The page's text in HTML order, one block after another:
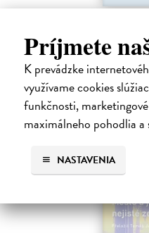
Príjmete
K prevádzke
využívame cookies
funkčnosti,
maximálneho pohodlia a
NASTAVENIA
Mercier Pascal
| Kniha
Pascal Mercier bol vždy
Nočný vlak do Lisabonu či
zamysleniu sa nad veľkými
Na sklade
12,30 €